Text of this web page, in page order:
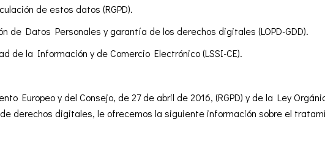
de estos datos (RGPD).
Datos Personales y garantía de los derechos digitales (LOPD-GDD).
de la Información y de Comercio Electrónico (LSSI-CE).
Europeo y del Consejo, de 27 de abril de 2016, (RGPD) y de la Ley
derechos digitales, le ofrecemos la siguiente información sobre el